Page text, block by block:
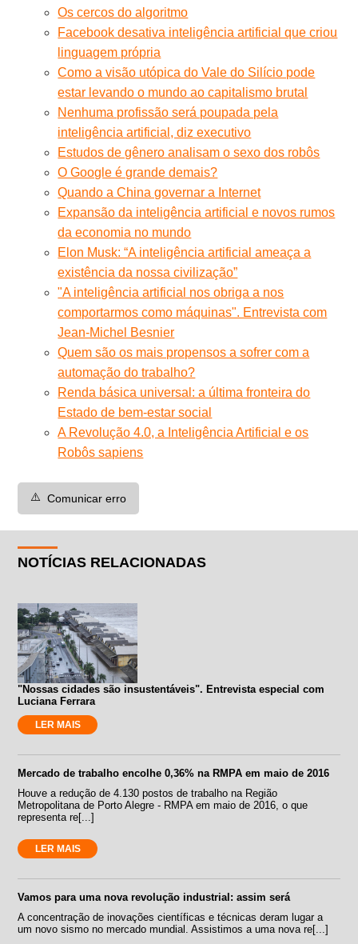
Os cercos do algoritmo
Facebook desativa inteligência artificial que criou
linguagem própria
Como a visão utópica do Vale do Silício pode
estar levando o mundo ao capitalismo brutal
Nenhuma profissão será poupada pela
inteligência artificial, diz executivo
Estudos de gênero analisam o sexo dos robôs
O Google é grande demais?
Quando a China governar a Internet
Expansão da inteligência artificial e novos rumos
da economia no mundo
Elon Musk: “A inteligência artificial ameaça a
existência da nossa civilização”
"A inteligência artificial nos obriga a nos
comportarmos como máquinas". Entrevista com
Jean-Michel Besnier
Quem são os mais propensos a sofrer com a
automação do trabalho?
Renda básica universal: a última fronteira do
Estado de bem-estar social
A Revolução 4.0, a Inteligência Artificial e os
Robôs sapiens
⚠️ Comunicar erro
NOTÍCIAS RELACIONADAS
"Nossas cidades são insustentáveis". Entrevista especial com
Luciana Ferrara
LER MAIS
Mercado de trabalho encolhe 0,36% na RMPA em maio de 2016
Houve a redução de 4.130 postos de trabalho na Região
Metropolitana de Porto Alegre - RMPA em maio de 2016, o que
representa re[...]
LER MAIS
Vamos para uma nova revolução industrial: assim será
A concentração de inovações científicas e técnicas deram lugar a
um novo sismo no mercado mundial. Assistimos a uma nova re[...]